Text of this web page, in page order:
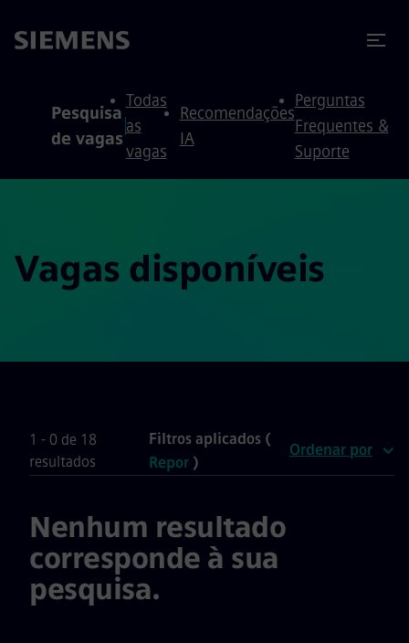
Pesquisa
de vagas
Todas
as
vagas
Recomendações
IA
Perguntas
Frequentes &
Suporte
Vagas disponíveis
1 - 0 de 18
resultados
Filtros aplicados (
Repor )
Ordenar por
Nenhum resultado
corresponde à sua
pesquisa.